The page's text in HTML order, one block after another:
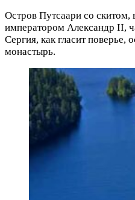
Остров Путсаари со скитом,
императором Александр II,
Сергия, как гласит поверье,
монастырь.